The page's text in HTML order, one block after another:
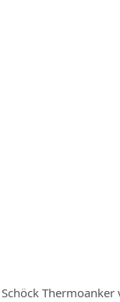
Thermoanker